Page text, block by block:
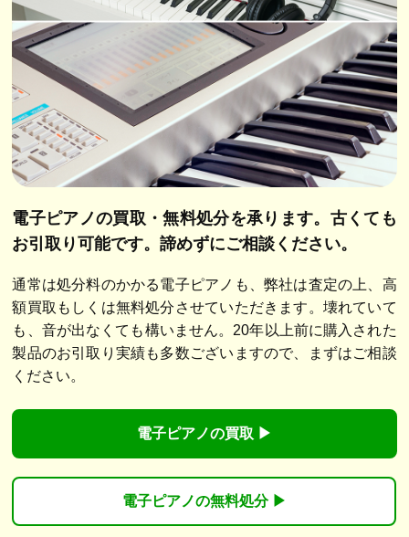
電子ピアノの買取・無料処分を承ります。 古くても
お引取り可能です。諦めずにご相談ください。
通常は処分料のかかる電子ピアノも、弊社は査定の上、高
額買取もしくは無料処分させていただきます。壊れていて
も、音が出なくても構いません。20年以上前に購入された
製品のお引取り実績も多数ございますので、まずはご相談
ください。
電子ピアノの買取 ▶︎
電子ピアノの無料処分 ▶︎